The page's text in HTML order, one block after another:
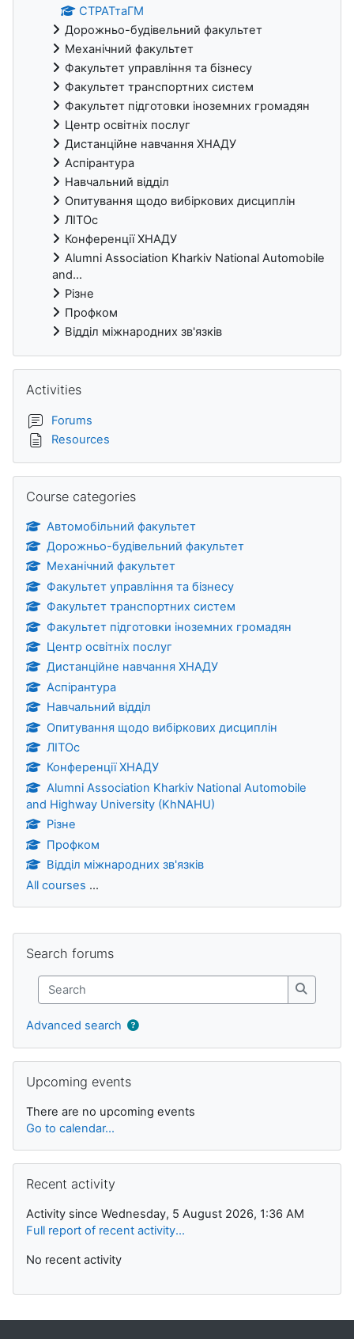
СТРАТтаГМ
Дорожньо-будівельний факультет
Механічний факультет
Факультет управління та бізнесу
Факультет транспортних систем
Факультет підготовки іноземних громадян
Центр освітніх послуг
Дистанційне навчання ХНАДУ
Аспірантура
Навчальний відділ
Опитування щодо вибіркових дисциплін
ЛІТОс
Конференції ХНАДУ
Alumni Association Kharkiv National Automobile
and...
Різне
Профком
Відділ міжнародних зв'язків
Activities
Forums
Resources
Course categories
Автомобільний факультет
Дорожньо-будівельний факультет
Механічний факультет
Факультет управління та бізнесу
Факультет транспортних систем
Факультет підготовки іноземних громадян
Центр освітніх послуг
Дистанційне навчання ХНАДУ
Аспірантура
Навчальний відділ
Опитування щодо вибіркових дисциплін
ЛІТОс
Конференції ХНАДУ
Alumni Association Kharkiv National Automobile
and Highway University (KhNAHU)
Різне
Профком
Відділ міжнародних зв'язків
All courses ...
Blocks
Search forums
Search
Search
Advanced search
Upcoming events
There are no upcoming events
Go to calendar...
Recent activity
Activity since Wednesday, 5 August 2026, 1:36 AM
Full report of recent activity...
No recent activity